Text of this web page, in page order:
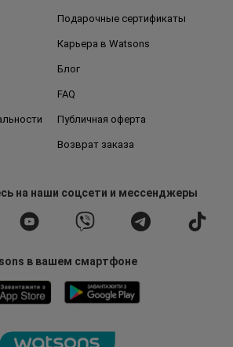
Подарочные сертификаты
Карьера в Watsons
Блог
FAQ
Публичная оферта
Возврат заказа
на наши соцсети и мессенджеры
в вашем смартфоне